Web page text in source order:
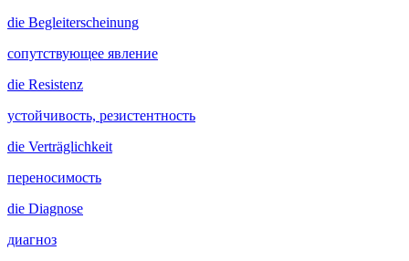
die Begleiterscheinung
сопутствующее явление
die Resistenz
устойчивость, резистентность
die Verträglichkeit
переносимость
die Diagnose
диагноз